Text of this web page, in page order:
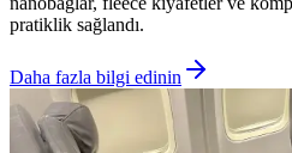
pratiklik sağlandı.
Daha fazla bilgi edinin